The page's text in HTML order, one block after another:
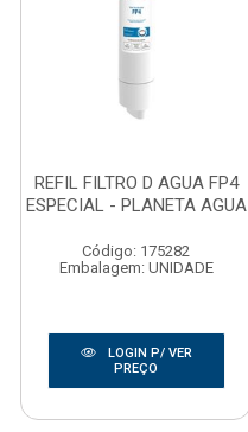
REFIL FILTRO D AGUA FP4
ESPECIAL - PLANETA AGUA
Código: 175282
Embalagem: UNIDADE
LOGIN P/ VER
PREÇO